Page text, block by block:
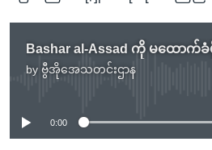
by ဗွီအိုအေသတင်းဌာန
No media source
0:00